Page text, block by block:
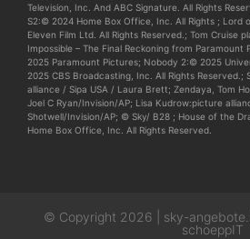
Television, Inc. And ABC Signature. All Rights
S2:© 2024 Home Box Office, Inc. All Rights ; Lord
Eleven Film Ltd. All Rights Reserved.; Tom Cruise
Impossible – The Final Reckoning from
2025 Paramount Pictures; Nobody 2:© 2025
2025 CBS Broadcasting, Inc. All Rights Reserved.;
alliance / Sipa USA / Laura Brett; Zendaya, Tom
Joel C Ryan/Invision/AP; Lisa Kudrow:picture
Shotwell/Invision/AP; © Sky/ B28 ; House of the
Home Box Office, Inc. All Rights Reserved.
© Copyright 2026 | sky-
schoeppIT